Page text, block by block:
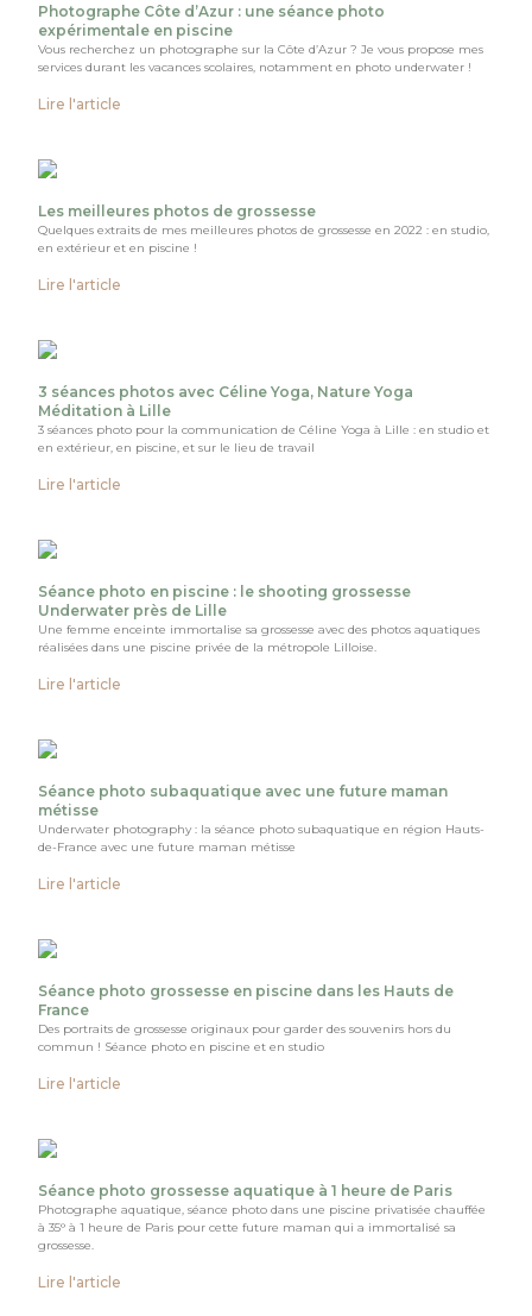
Photographe Côte d’Azur : une séance photo
expérimentale en piscine
Vous recherchez un photographe sur la Côte d’Azur ? Je vous propose mes
services durant les vacances scolaires, notamment en photo underwater !
Lire l'article
Les meilleures photos de grossesse
Quelques extraits de mes meilleures photos de grossesse en 2022 : en studio,
en extérieur et en piscine !
Lire l'article
3 séances photos avec Céline Yoga, Nature Yoga
Méditation à Lille
3 séances photo pour la communication de Céline Yoga à Lille : en studio et
en extérieur, en piscine, et sur le lieu de travail
Lire l'article
Séance photo en piscine : le shooting grossesse
Underwater près de Lille
Une femme enceinte immortalise sa grossesse avec des photos aquatiques
réalisées dans une piscine privée de la métropole Lilloise.
Lire l'article
Séance photo subaquatique avec une future maman
métisse
Underwater photography : la séance photo subaquatique en région Hauts-
de-France avec une future maman métisse
Lire l'article
Séance photo grossesse en piscine dans les Hauts de
France
Des portraits de grossesse originaux pour garder des souvenirs hors du
commun ! Séance photo en piscine et en studio
Lire l'article
Séance photo grossesse aquatique à 1 heure de Paris
Photographe aquatique, séance photo dans une piscine privatisée chauffée
à 35° à 1 heure de Paris pour cette future maman qui a immortalisé sa
grossesse.
Lire l'article